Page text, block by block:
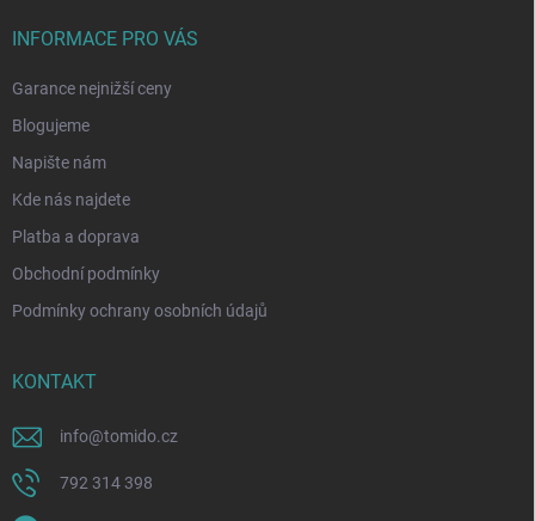
INFORMACE PRO VÁS
Garance nejnižší ceny
Blogujeme
Napište nám
Kde nás najdete
Platba a doprava
Obchodní podmínky
Podmínky ochrany osobních údajů
KONTAKT
info@tomido.cz
792 314 398